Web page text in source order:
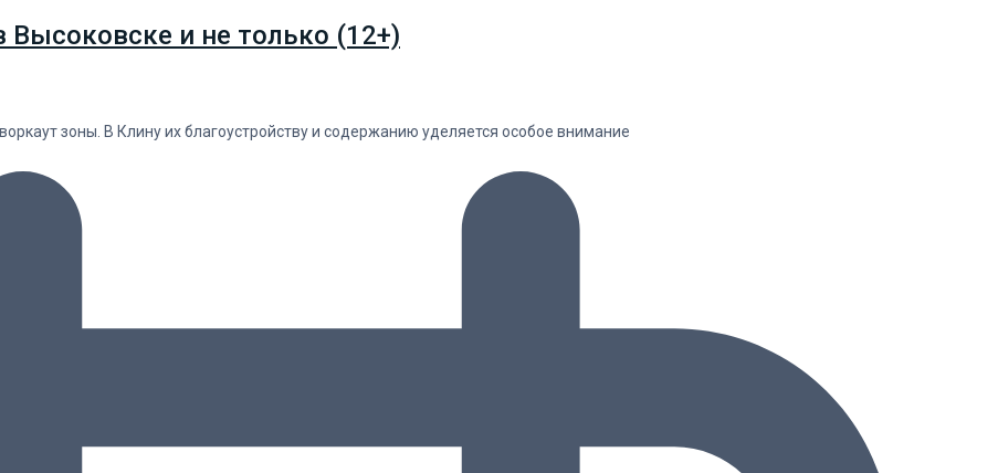
Высоковске и не только (12+)
зоны. В Клину их благоустройству и содержанию уделяется особое внимание